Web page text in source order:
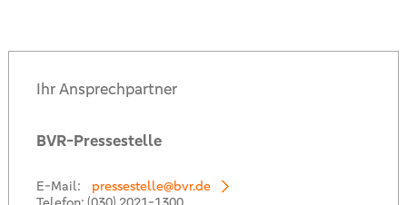
Ihr Ansprechpartner
BVR-Pressestelle
E-Mail:
pressestelle@bvr.de